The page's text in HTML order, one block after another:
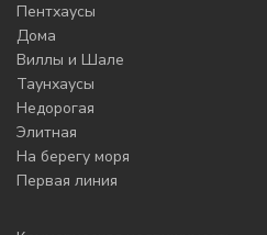
Пентхаусы
Дома
Виллы и Шале
Таунхаусы
Недорогая
Элитная
На берегу моря
Первая линия